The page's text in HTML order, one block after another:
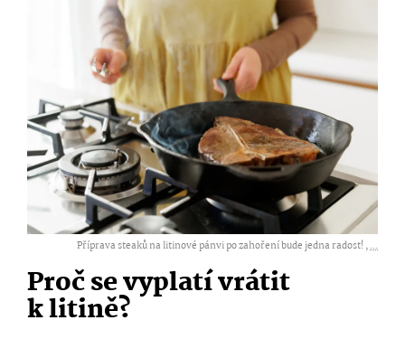
Příprava steaků na litinové pánvi po zahoření bude jedna radost! ,...
Proč se vyplatí vrátit
k litině?